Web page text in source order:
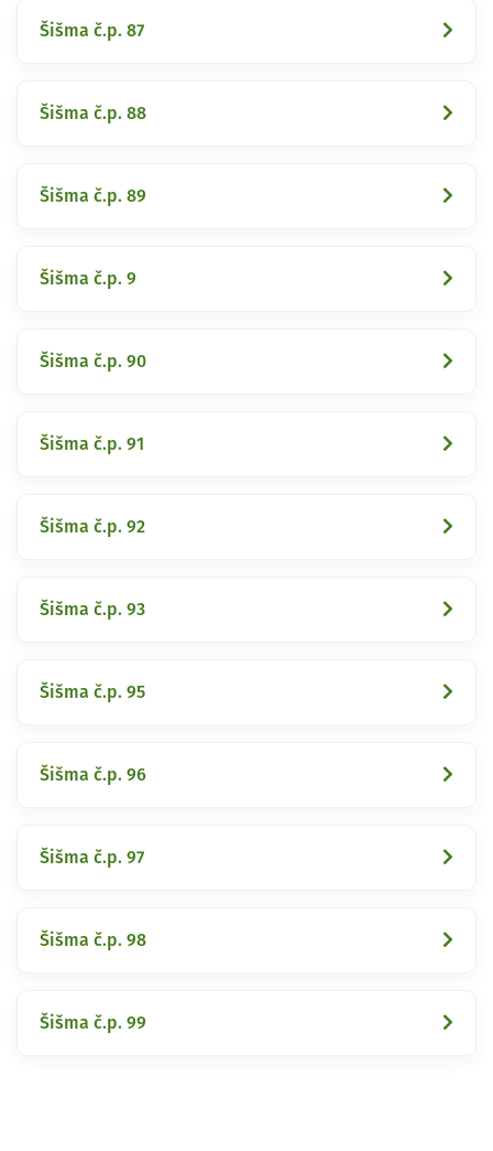
Šišma č.p. 87
Šišma č.p. 88
Šišma č.p. 89
Šišma č.p. 9
Šišma č.p. 90
Šišma č.p. 91
Šišma č.p. 92
Šišma č.p. 93
Šišma č.p. 95
Šišma č.p. 96
Šišma č.p. 97
Šišma č.p. 98
Šišma č.p. 99